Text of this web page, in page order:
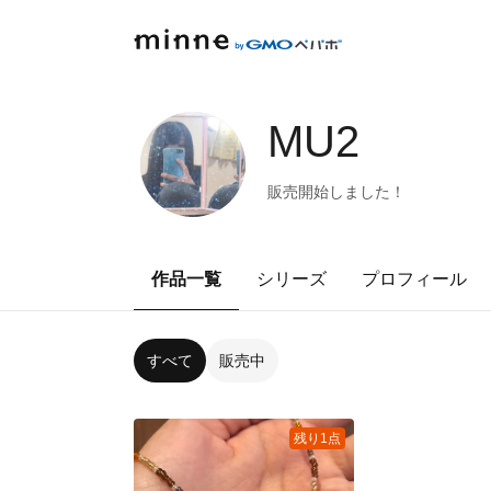
MU2
販売開始しました！
作品一覧 シリーズ プロフィール
すべて 販売中
残り1点